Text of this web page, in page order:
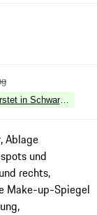
in Schwarz,
Ablage
und
rechts,
Make-up-Spiegel